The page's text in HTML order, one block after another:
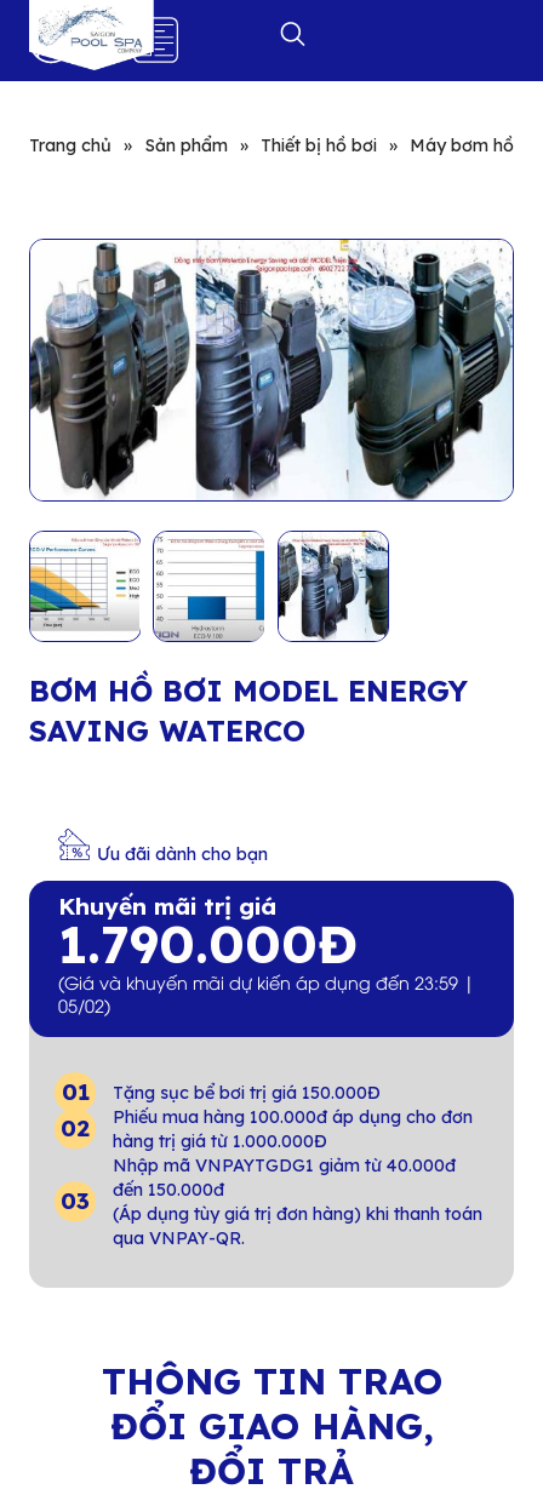
0
Trang chủ » Sản phẩm » Thiết bị hồ bơi » Máy bơm hồ bơi
BƠM HỒ BƠI MODEL ENERGY
SAVING WATERCO
Ưu đãi dành cho bạn
Khuyến mãi trị giá
1.790.000Đ
(Giá và khuyến mãi dự kiến áp dụng đến 23:59 |
05/02)
Tặng sục bể bơi trị giá 150.000Đ
Phiếu mua hàng 100.000đ áp dụng cho đơn
hàng trị giá từ 1.000.000Đ
Nhập mã VNPAYTGDG1 giảm từ 40.000đ
đến 150.000đ
(Áp dụng tùy giá trị đơn hàng) khi thanh toán
qua VNPAY-QR.
THÔNG TIN TRAO
ĐỔI GIAO HÀNG,
ĐỔI TRẢ